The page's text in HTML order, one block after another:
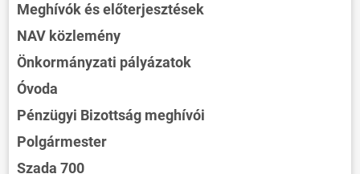
Meghívók és előterjesztések
NAV közlemény
Önkormányzati pályázatok
Óvoda
Pénzügyi Bizottság meghívói
Polgármester
Szada 700